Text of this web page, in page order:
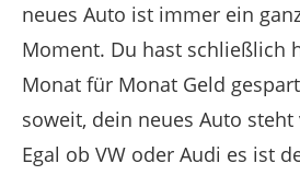
neues Auto ist immer ein
Moment. Du hast schließlich
Monat für Monat Geld
soweit, dein neues Auto
Egal ob VW oder Audi es ist